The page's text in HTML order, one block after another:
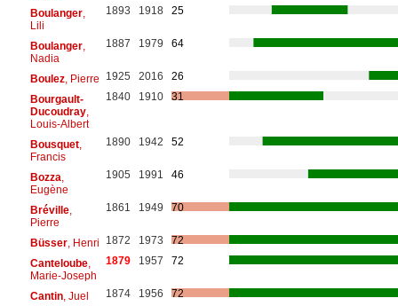
Boulanger,
Lili
1893 1918 25
Boulanger,
Nadia
1887 1979 64
Boulez, Pierre 1925 2016
26
Bourgault-
Ducoudray,
Louis-Albert
1840 1910 31
Bousquet,
Francis
1890 1942 52
Bozza
Eugène
1905 1991 46
Bréville,
Pierre
1861 1949 70
Büsser, Henri 1872 1973
72
Canteloube,
Marie-Joseph
1879 1957 72
Cantin, Juel 1874 1956
72